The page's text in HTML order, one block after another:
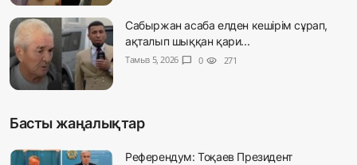
Сабыржан асаба елден кешірім сұрап,
ақталып шыққан қари...
Тамыз 5, 2026 chat_bubble 0 visibility 271
Басты жаңалықтар
Референдум: Тоқаев Президент